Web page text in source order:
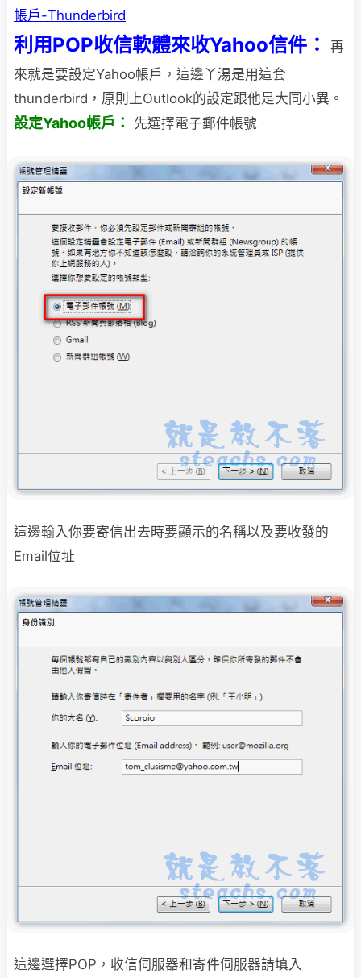
帳戶-Thunderbird
利用POP收信軟體來收Yahoo信件：
再
來就是要設定Yahoo帳戶，這邊丫湯是用這套
thunderbird，原則上Outlook的設定跟他是大同小異。
設定Yahoo帳戶： 先選擇電子郵件帳號
這邊輸入你要寄信出去時要顯示的名稱以及要收發的
Email位址
這邊選擇POP，收信伺服器和寄件伺服器請填入